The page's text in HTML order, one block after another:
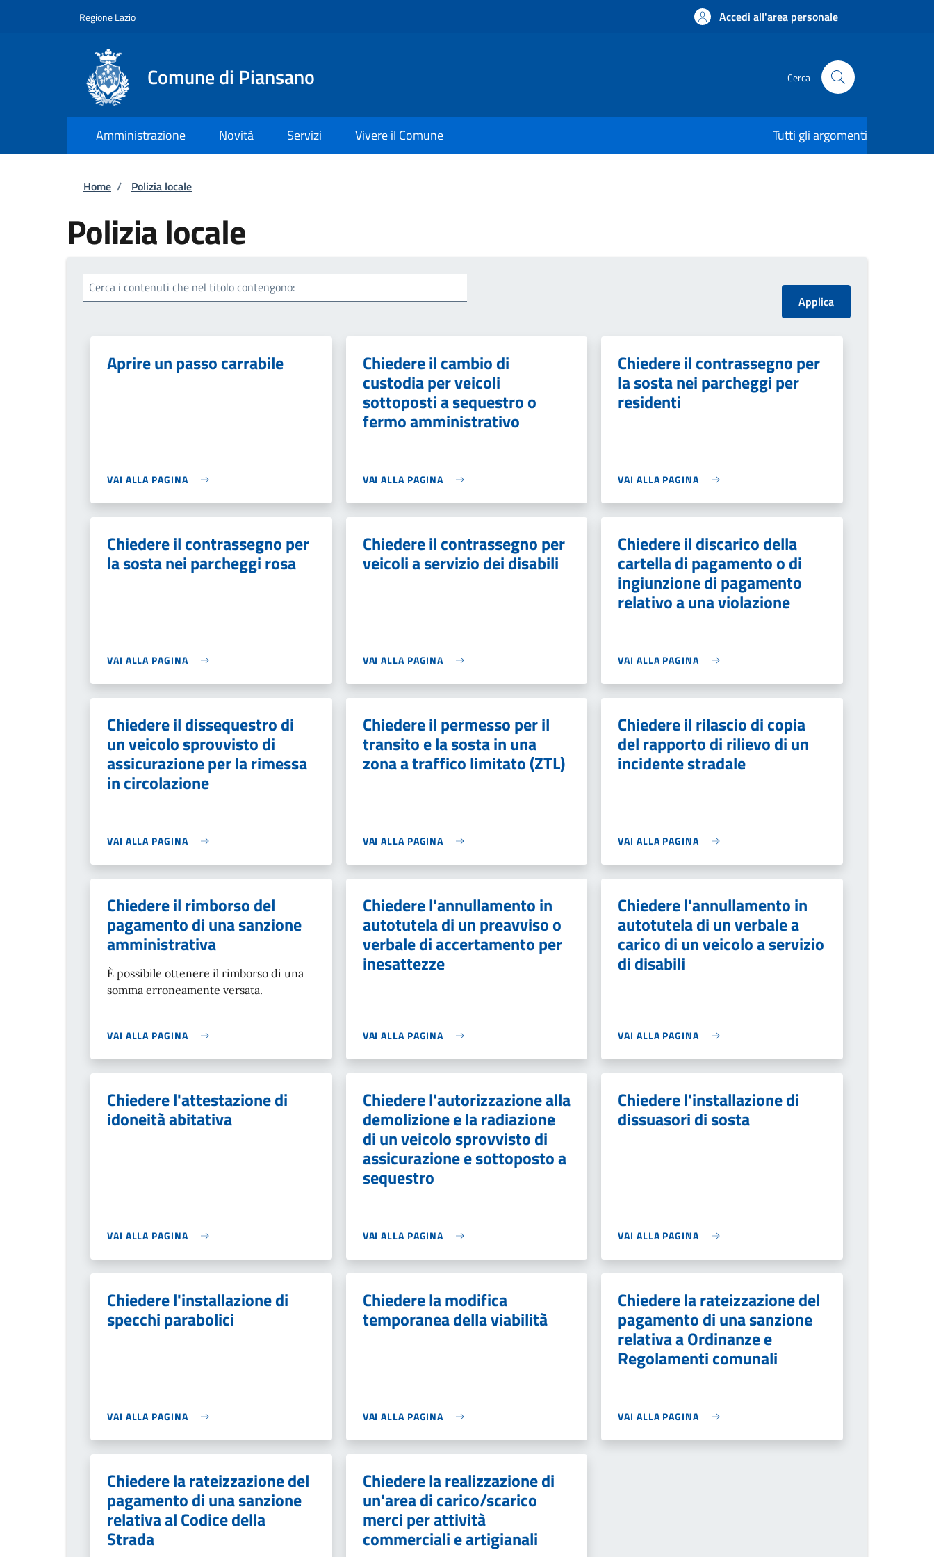
Regione Lazio Accedi all'area personale
Comune di Piansano Cerca
Amministrazione Novità Servizi Vivere il Comune Tutti gli argomenti
Briciole di pane
Home / Polizia locale
Polizia locale
Cerca i contenuti che nel titolo contengono:
Aprire un passo carrabile
VAI ALLA PAGINA
Chiedere il cambio di
custodia per veicoli
sottoposti a sequestro o
fermo amministrativo
VAI ALLA PAGINA
Chiedere il contrassegno per
la sosta nei parcheggi per
residenti
VAI ALLA PAGINA
Chiedere il contrassegno per
la sosta nei parcheggi rosa
VAI ALLA PAGINA
Chiedere il contrassegno per
veicoli a servizio dei disabili
VAI ALLA PAGINA
Chiedere il discarico della
cartella di pagamento o di
ingiunzione di pagamento
relativo a una violazione
VAI ALLA PAGINA
Chiedere il dissequestro di
un veicolo sprovvisto di
assicurazione per la rimessa
in circolazione
VAI ALLA PAGINA
Chiedere il permesso per il
transito e la sosta in una
zona a traffico limitato (ZTL)
VAI ALLA PAGINA
Chiedere il rilascio di copia
del rapporto di rilievo di un
incidente stradale
VAI ALLA PAGINA
Chiedere il rimborso del
pagamento di una sanzione
amministrativa
È possibile ottenere il rimborso di una
somma erroneamente versata.
VAI ALLA PAGINA
Chiedere l'annullamento in
autotutela di un preavviso o
verbale di accertamento per
inesattezze
VAI ALLA PAGINA
Chiedere l'annullamento in
autotutela di un verbale a
carico di un veicolo a servizio
di disabili
VAI ALLA PAGINA
Chiedere l'attestazione di
idoneità abitativa
VAI ALLA PAGINA
Chiedere l'autorizzazione alla
demolizione e la radiazione
di un veicolo sprovvisto di
assicurazione e sottoposto a
sequestro
VAI ALLA PAGINA
Chiedere l'installazione di
dissuasori di sosta
VAI ALLA PAGINA
Chiedere l'installazione di
specchi parabolici
VAI ALLA PAGINA
Chiedere la modifica
temporanea della viabilità
VAI ALLA PAGINA
Chiedere la rateizzazione del
pagamento di una sanzione
relativa a Ordinanze e
Regolamenti comunali
VAI ALLA PAGINA
Chiedere la rateizzazione del
pagamento di una sanzione
relativa al Codice della
Strada
Chiedere la realizzazione di
un'area di carico/scarico
merci per attività
commerciali e artigianali